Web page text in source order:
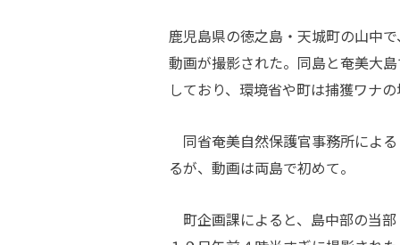
鹿児島県の徳之島・天城町の山中
動画が撮影された。同島と奄美大
しており、環境省や町は捕獲ワナ
同省奄美自然保護官事務所によ
るが、動画は両島で初めて。
町企画課によると、島中部の当